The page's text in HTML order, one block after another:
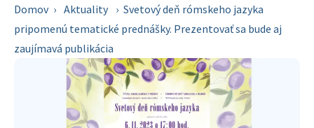
Domov › Aktuality › Svetový deň rómskeho jazyka
pripomenú tematické prednášky. Prezentovať sa bude aj
zaujímavá publikácia